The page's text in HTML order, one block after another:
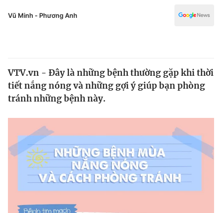
Y tế
Thế giới đó đây
Câu chuyện quốc tế
Kinh tế
Tài chính
Thị trường
Dữ liệu và đời sống
Văn hóa - Giải trí
Giáo dục
Vũ Minh - Phương Anh
VTV.vn - Đây là những bệnh thường gặp khi thời
tiết nắng nóng và những gợi ý giúp bạn phòng
tránh những bệnh này.